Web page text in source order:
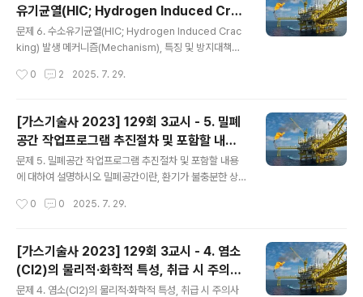
바탕으로 한 안전운전계획 등의 안전성향상계획서를 작성
해야 한다.(산안법상 공정안전보고서[PSM]와 유사함) 1.
SMS 적용대상석유정제사업자의 고압가스시설로써 저장
압가스시설로써 일 처리능력이 1만m3 이상 또는 저장능
유기균열(HIC; Hydrogen Induced Crac
king) 발생 메커니즘(Mechanism), 특징
및 방지대책에 대하여 설명하시오.
문제 6. 수소유기균열(HIC; Hydrogen Induced Crac
king) 발생 메커니즘(Mechanism), 특징 및 방지대책에
수소 침투, 수소와의 반응 등에 따라 금속에 기계적 손상을
uced Cracking), 수소침식(Hydrogen Attack) 등이
있다.이 중 수소유기균열은 수소원자가 금속에 침투하여
균열을 일으키는 것을 의미하며, 황화수소(H2S)가 다량
존재하는 유전의 배관이나 수첨탈황설비(HDS, Hydro D
e-Sulfurization Unit) 등에서 발생한다. 1. 발생 메커니
해되어 수소이..
0 2 2025. 7. 29.
[가스기술사 2023] 129회 3교시 - 5. 밀폐
공간 작업프로그램 추진절차 및 포함할 내용
에 대하여 설명하시오
문제 5. 밀폐공간 작업프로그램 추진절차 및 포함할 내용
에 대하여 설명하시오 밀폐공간이란, 환기가 불충분한 상
애, 인화성 물질에 의한 화재․폭발 등의 위험이 있는 장소를
폐공간 작업 프로그램을 수립, 시행해야 함 1. 밀폐공간 작
업 프로그램 추진절차 1) 밀폐공간 작업대상 선정출입하지
않고 외부에서는 작업할 수 없는 작업대상 선정(잠재적 유
해위험요인 발생 가능성이 있는 장소도 포함)2) 질식재해
0 0 2025. 7. 29.
[가스기술사 2023] 129회 3교시 - 4. 염소
(Cl2)의 물리적·화학적 특성, 취급 시 주의사
항에 대하여 설명하시오.
문제 4. 염소(Cl2)의 물리적·화학적 특성, 취급 시 주의사